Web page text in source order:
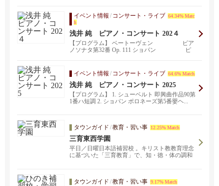
イベント情報 / コンサート・ライブ 64.34% Matc
h
浅井 純 ピアノ・コンサート 202４
【プログラム】 ベートーヴェン ピア
ノソナタ第32番 Op. 111 ショパン ピ
イベント情報 / コンサート・ライブ 64.6% Match
浅井 純 ピアノ・コンサート 2025
【プログラム】 1. シューベルト 即興曲作品90第
1番ハ短調 2. ショパン ポロネーズ第5番嬰ヘ...
タウンガイド /教育・習い事 12.25% Match
三育東西学園
平日／日曜日本語補習校 。キリスト教教育理念
に基づいた「三育教育」で、知・徳・体の調和
タウンガイド /教育・習い事 9.17% Match